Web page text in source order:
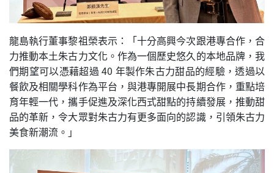
龍島執行董事黎祖榮表示：「十分高興今次跟港專合作，合
力推動本土朱古力文化。作為一個歷史悠久的本地品牌，我
們期望可以憑藉超過 40 年製作朱古力甜品的經驗，透過以
餐飲及相關學科作為平台，與港專開展中長期合作，重點培
育年輕一代，攜手促進及深化西式甜點的持續發展，推動甜
品的革新，令大眾對朱古力有更多面向的認識，引領朱古力
美食新潮流。」